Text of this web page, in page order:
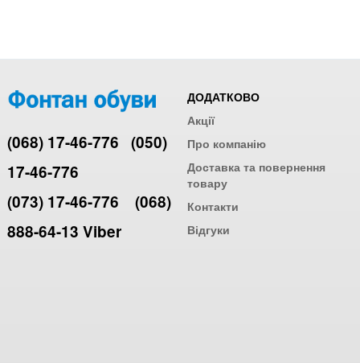
(068) 17-46-776 (050)
17-46-776
(073) 17-46-776
(068)
888-64-13 Viber
ДОДАТКОВО
Акції
Про компанію
Доставка та повернення
товару
Контакти
Відгуки